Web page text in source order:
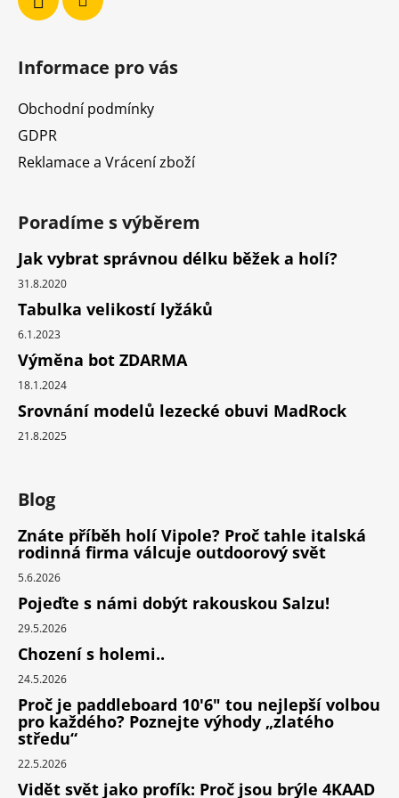
Informace pro vás
Obchodní podmínky
GDPR
Reklamace a Vrácení zboží
Poradíme s výběrem
Jak vybrat správnou délku běžek a holí?
31.8.2020
Tabulka velikostí lyžáků
6.1.2023
Výměna bot ZDARMA
18.1.2024
Srovnání modelů lezecké obuvi MadRock
21.8.2025
Blog
Znáte příběh holí Vipole? Proč tahle italská
rodinná firma válcuje outdoorový svět
5.6.2026
Pojeďte s námi dobýt rakouskou Salzu!
29.5.2026
Chození s holemi..
24.5.2026
Proč je paddleboard 10'6" tou nejlepší volbou
pro každého? Poznejte výhody „zlatého
středu“
22.5.2026
Vidět svět jako profík: Proč jsou brýle 4KAAD